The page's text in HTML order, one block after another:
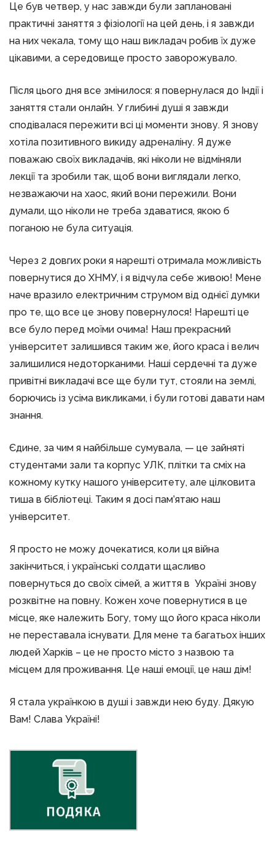
Це був четвер, у нас завжди були заплановані
практичні заняття з фізіології на цей день, і я завжди
на них чекала, тому що наш викладач робив їх дуже
цікавими, а середовище просто заворожувало.
Після цього дня все змінилося: я повернулася до Індії і
заняття стали онлайн. У глибині душі я завжди
сподівалася пережити всі ці моменти знову. Я знову
хотіла позитивного викиду адреналіну. Я дуже
поважаю своїх викладачів, які ніколи не відміняли
лекції та зробили так, щоб вони виглядали легко,
незважаючи на хаос, який вони пережили. Вони
думали, що ніколи не треба здаватися, якою б
поганою не була ситуація.
Через 2 довгих роки я нарешті отримала можливість
повернутися до ХНМУ, і я відчула себе живою! Мене
наче вразило електричним струмом від однієї думки
про те, що все це знову повернулося! Нарешті це
все було перед моїми очима! Наш прекрасний
університет залишився таким же, його краса і велич
залишилися недоторканими. Наші сердечні та дуже
привітні викладачі все ще були тут, стояли на землі,
борючись із усіма викликами, і були готові давати нам
знання.
Єдине, за чим я найбільше сумувала, — це зайняті
студентами зали та корпус УЛК, плітки та сміх на
кожному кутку нашого університету, але цілковита
тиша в бібліотеці. Таким я досі пам’ятаю наш
університет.
Я просто не можу дочекатися, коли ця війна
закінчиться, і українські солдати щасливо
повернуться до своїх сімей, а життя в Україні знову
розквітне на повну. Кожен хоче повернутися в це
місце, яке належить Богу, тому що його краса ніколи
не переставала існувати. Для мене та багатьох інших
людей Харків – це не просто місто з назвою та
місцем для проживання. Це наші емоції, це наш дім!
Я стала українкою в душі і завжди нею буду. Дякую
Вам! Слава Україні!